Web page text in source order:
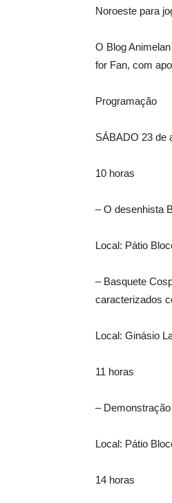
Noroeste para
O Blog
for Fan, com
Programação
SÁBADO 23 de
10 horas
– O desenhista
Local: Pátio
– Basquete
caracterizados
Local: Ginásio
11 horas
– Demonstração
Local: Pátio
14 horas